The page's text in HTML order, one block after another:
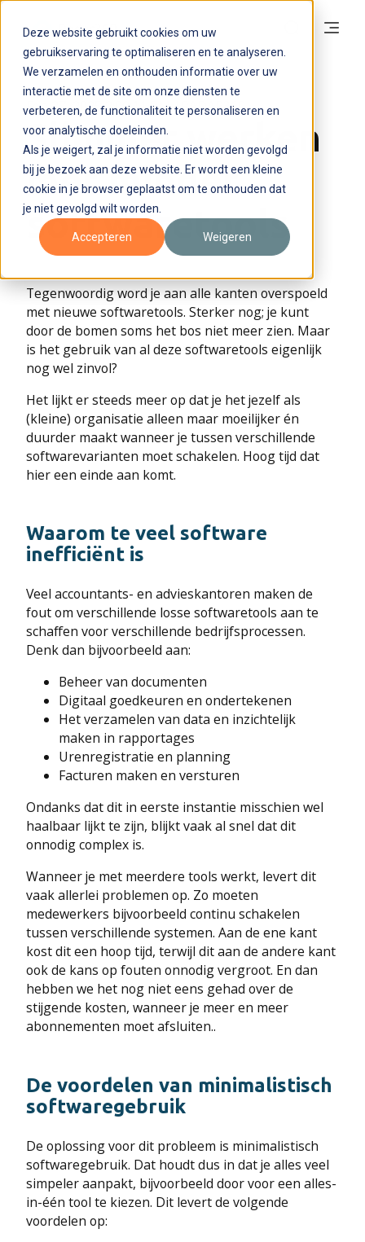
Deze website gebruikt cookies om uw
gebruikservaring te optimaliseren en te analyseren.
We verzamelen en onthouden informatie over uw
interactie met de site om onze diensten te
verbeteren, de functionaliteit te personaliseren en
voor analytische doeleinden.
Als je weigert, zal je informatie niet worden gevolgd
bij je bezoek aan deze website. Er wordt een kleine
cookie in je browser geplaatst om te onthouden dat
je niet gevolgd wilt worden.
Accepteren Weigeren
Feb 27, 2025 2:00:11 PM RADAR360
Slimmer werken
met minder
softwaretools
Tegenwoordig word je aan alle kanten overspoeld
met nieuwe softwaretools. Sterker nog; je kunt
door de bomen soms het bos niet meer zien. Maar
is het gebruik van al deze softwaretools eigenlijk
nog wel zinvol?
Het lijkt er steeds meer op dat je het jezelf als
(kleine) organisatie alleen maar moeilijker én
duurder maakt wanneer je tussen verschillende
softwarevarianten moet schakelen. Hoog tijd dat
hier een einde aan komt.
Waarom te veel software
inefficiënt is
Veel accountants- en advieskantoren maken de
fout om verschillende losse softwaretools aan te
schaffen voor verschillende bedrijfsprocessen.
Denk dan bijvoorbeeld aan:
Beheer van documenten
Digitaal goedkeuren en ondertekenen
Het verzamelen van data en inzichtelijk
maken in rapportages
Urenregistratie en planning
Facturen maken en versturen
Ondanks dat dit in eerste instantie misschien wel
haalbaar lijkt te zijn, blijkt vaak al snel dat dit
onnodig complex is.
Wanneer je met meerdere tools werkt, levert dit
vaak allerlei problemen op. Zo moeten
medewerkers bijvoorbeeld continu schakelen
tussen verschillende systemen. Aan de ene kant
kost dit een hoop tijd, terwijl dit aan de andere kant
ook de kans op fouten onnodig vergroot. En dan
hebben we het nog niet eens gehad over de
stijgende kosten, wanneer je meer en meer
abonnementen moet afsluiten..
De voordelen van minimalistisch
softwaregebruik
De oplossing voor dit probleem is minimalistisch
softwaregebruik. Dat houdt dus in dat je alles veel
simpeler aanpakt, bijvoorbeeld door voor een alles-
in-één tool te kiezen. Dit levert de volgende
voordelen op: